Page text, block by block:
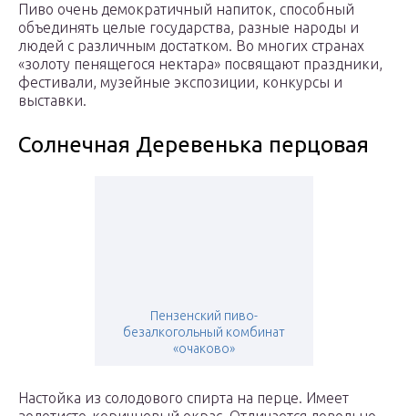
Пиво очень демократичный напиток, способный
объединять целые государства, разные народы и
людей с различным достатком. Во многих странах
«золоту пенящегося нектара» посвящают праздники,
фестивали, музейные экспозиции, конкурсы и
выставки.
Солнечная Деревенька перцовая
Пензенский пиво-
безалкогольный комбинат
«очаково»
Настойка из солодового спирта на перце. Имеет